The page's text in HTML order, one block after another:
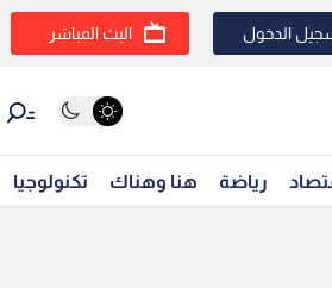
الدخول البث المباشر
رياضة هنا وهناك تكنولوجيا